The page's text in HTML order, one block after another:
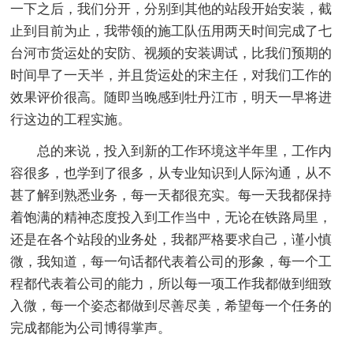
一下之后，我们分开，分别到其他的站段开始安装，截
止到目前为止，我带领的施工队伍用两天时间完成了七
台河市货运处的安防、视频的安装调试，比我们预期的
时间早了一天半，并且货运处的宋主任，对我们工作的
效果评价很高。随即当晚感到牡丹江市，明天一早将进
行这边的工程实施。
总的来说，投入到新的工作环境这半年里，工作内
容很多，也学到了很多，从专业知识到人际沟通，从不
甚了解到熟悉业务，每一天都很充实。每一天我都保持
着饱满的精神态度投入到工作当中，无论在铁路局里，
还是在各个站段的业务处，我都严格要求自己，谨小慎
微，我知道，每一句话都代表着公司的形象，每一个工
程都代表着公司的能力，所以每一项工作我都做到细致
入微，每一个姿态都做到尽善尽美，希望每一个任务的
完成都能为公司博得掌声。